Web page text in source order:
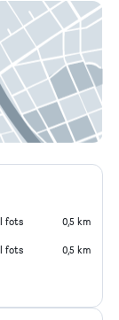
fots 0,5 km
fots 0,5 km